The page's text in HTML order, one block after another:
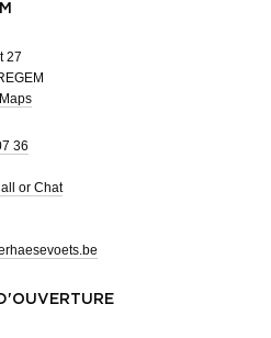
27
36
or Chat